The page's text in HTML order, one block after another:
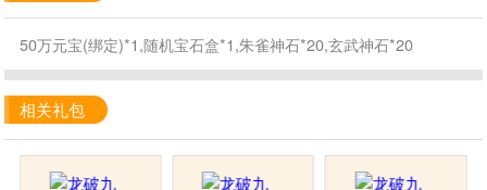
50万元宝(绑定)*1,随机宝石盒*1,朱雀神石*20,玄武神石*20
相关礼包